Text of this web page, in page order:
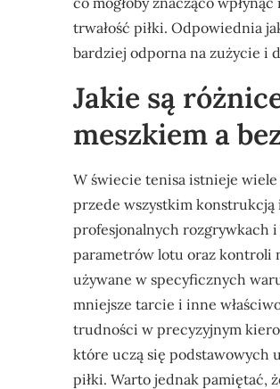
trwałość piłki. Odpowiednia
bardziej odporna na zużycie i
Jakie są
meszkiem a
W świecie tenisa istnieje
przede wszystkim konstrukcją
profesjonalnych rozgrywkach
parametrów lotu oraz kontroli
używane w specyficznych
mniejsze tarcie i inne
trudności w precyzyjnym
które uczą się podstawowych
piłki. Warto jednak pamiętać,